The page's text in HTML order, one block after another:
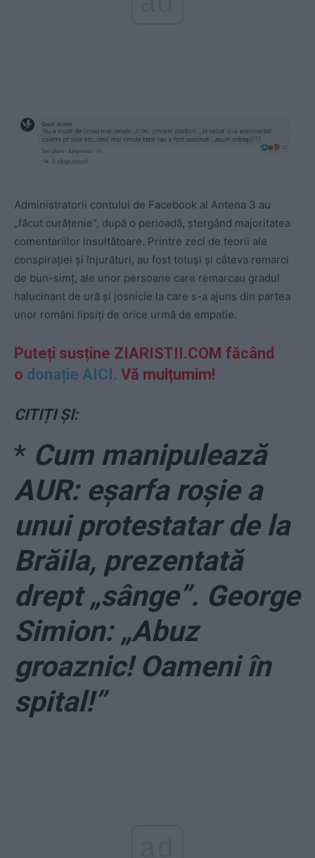
Administratorii contului de Facebook al Antena 3 au
„făcut curățenie”, după o perioadă, ștergând majoritatea
comentariilor insultătoare. Printre zeci de teorii ale
conspirației și înjurături, au fost totuși și câteva remarci
de bun-simț, ale unor persoane care remarcau gradul
halucinant de ură și josnicie la care s-a ajuns din partea
unor români lipsiți de orice urmă de empatie.
Puteți susține ZIARISTII.COM făcând
o donație AICI. Vă mulțumim!
CITIȚI ȘI:
* Cum manipulează
AUR: eșarfa roșie a
unui protestatar de la
Brăila, prezentată
drept „sânge”. George
Simion: „Abuz
groaznic! Oameni în
spital!”